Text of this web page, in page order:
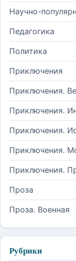
Научно-
Педагогика
Политика
Приключения
Приключения.
Приключения.
Приключения.
Приключения.
Приключения.
Проза
Проза. Военная
Рубрики